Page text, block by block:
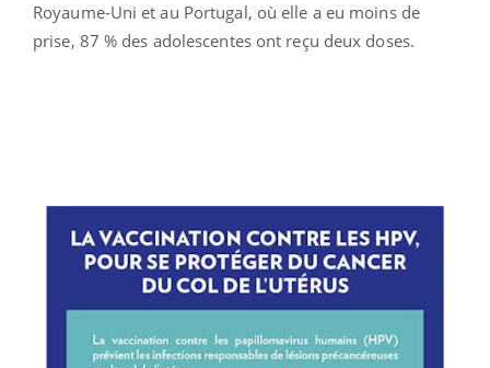
Royaume-Uni et au Portugal, où elle a eu moins de
prise, 87 % des adolescentes ont reçu deux doses.